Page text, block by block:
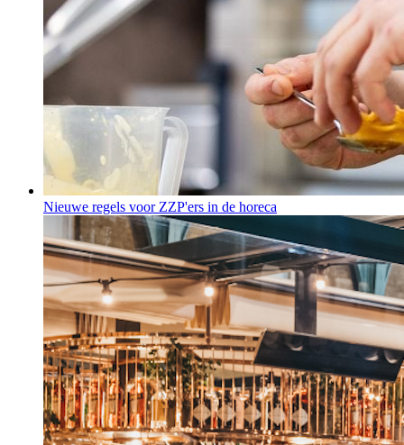
Nieuwe regels voor ZZP'ers in de horeca